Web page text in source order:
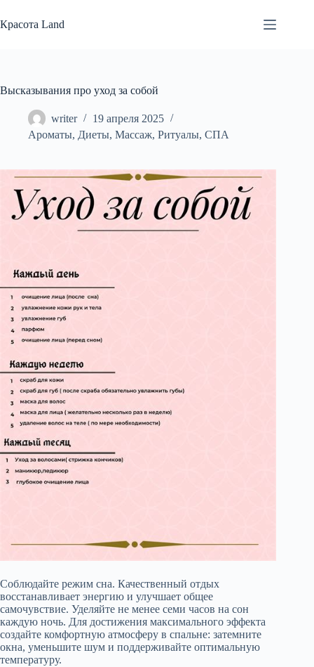
к
сути
Красота Land
Высказывания про уход за собой
writer
19 апреля 2025
Ароматы, Диеты, Массаж, Ритуалы, СПА
Соблюдайте режим сна. Качественный отдых
восстанавливает энергию и улучшает общее
самочувствие. Уделяйте не менее семи часов на сон
каждую ночь. Для достижения максимального эффекта
создайте комфортную атмосферу в спальне: затемните
окна, уменьшите шум и поддерживайте оптимальную
температуру.